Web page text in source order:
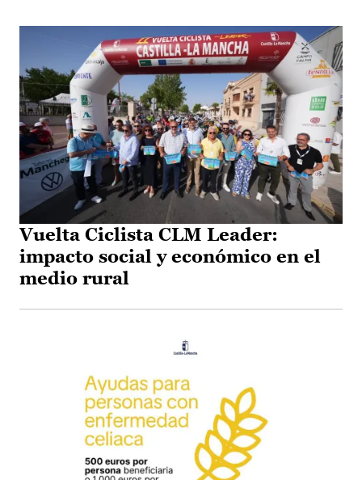
Vuelta Ciclista CLM Leader:
impacto social y económico en el
medio rural